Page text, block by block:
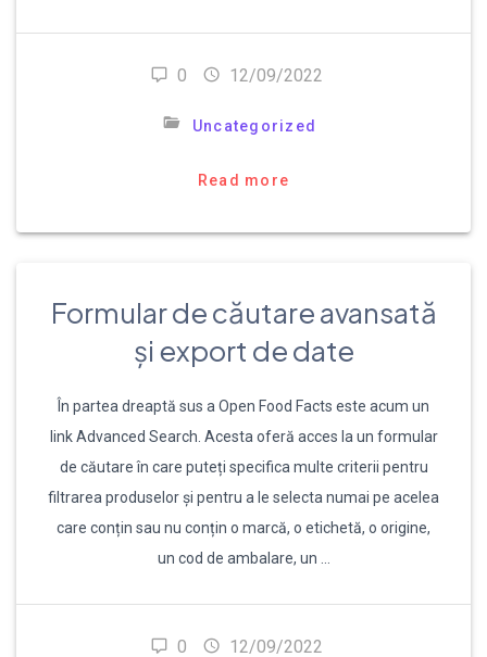
0 12/09/2022
Uncategorized
Read more
Formular de căutare avansată
și export de date
În partea dreaptă sus a Open Food Facts este acum un
link Advanced Search. Acesta oferă acces la un formular
de căutare în care puteți specifica multe criterii pentru
filtrarea produselor și pentru a le selecta numai pe acelea
care conțin sau nu conțin o marcă, o etichetă, o origine,
un cod de ambalare, un …
0 12/09/2022